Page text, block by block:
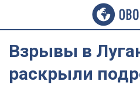
Взрывы в
раскрыли